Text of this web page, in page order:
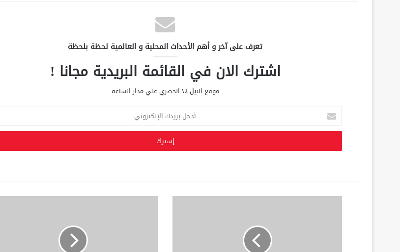
تعرف على آخر و أهم الأحداث المحلية و العالمية لحظة بلحظة
اشترك الان في القائمة البريدية مجانا !
موقع النيل ٢٤ الحصري علي مدار الساعة
خ
ب
د
ك